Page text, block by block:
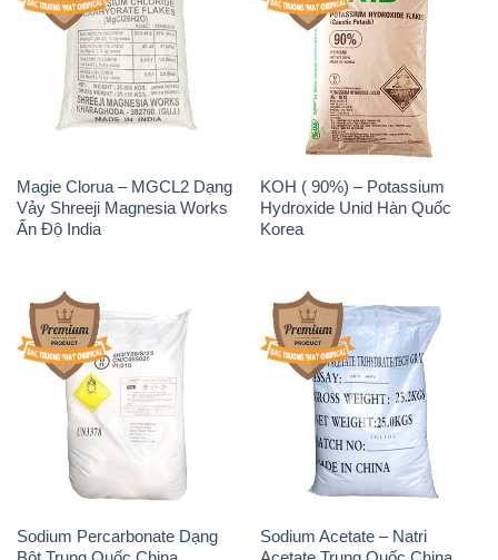
Magie Clorua – MGCL2 Dạng
Vảy Shreeji Magnesia Works
Ấn Độ India
KOH ( 90%) – Potassium
Hydroxide Unid Hàn Quốc
Korea
Sodium Percarbonate Dạng
Sodium Acetate – Natri